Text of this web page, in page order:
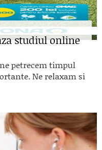
studiul online
petrecem timpul
Ne relaxam si